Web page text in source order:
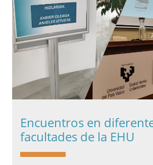
Encuentros en
facultades de la EHU